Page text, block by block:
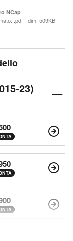
NCap
.pdf - dim: 509KB
23)